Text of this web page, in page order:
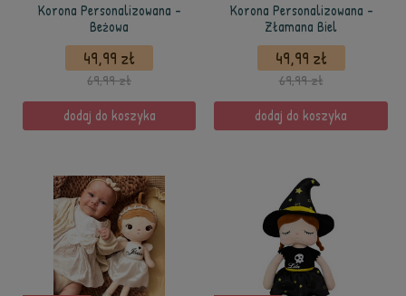
Korona Personalizowana -
Beżowa
49,99 zł
69,99 zł
dodaj do koszyka
Korona Personalizowana -
Złamana Biel
49,99 zł
69,99 zł
dodaj do koszyka